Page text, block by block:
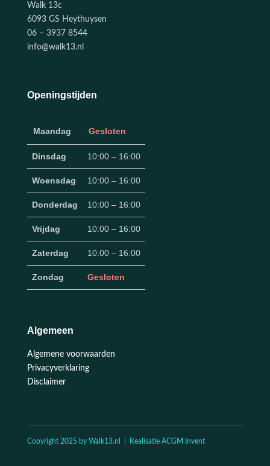
Walk 13c
6093 GS Heythuysen
06 – 3937 8544
info@walk13.nl
Openingstijden
Maandag Gesloten
Dinsdag 10:00 – 16:00
Woensdag 10:00 – 16:00
Donderdag 10:00 – 16:00
Vrijdag 10:00 – 16:00
Zaterdag 10:00 – 16:00
Zondag Gesloten
Algemeen
Algemene voorwaarden
Privacyverklaring
Disclaimer
Copyright 2025 by Walk13.nl | Realisatie ACGM Invent